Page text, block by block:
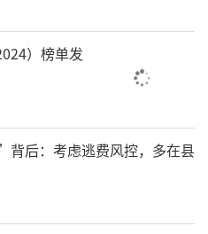
）榜单发
后：考虑逃费风控，多在县